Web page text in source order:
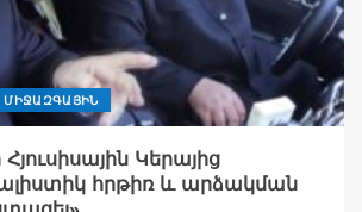
ՄԻՋԱԶԳԱՅԻՆ
Կերայից
հրթիռ և արձակման